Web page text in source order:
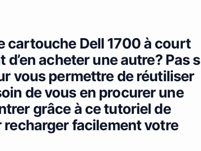
cartouche Dell 1700 à court
acheter une autre? Pas
vous permettre de réutiliser
de vous en procurer une
grâce à ce tutoriel de
facilement votre